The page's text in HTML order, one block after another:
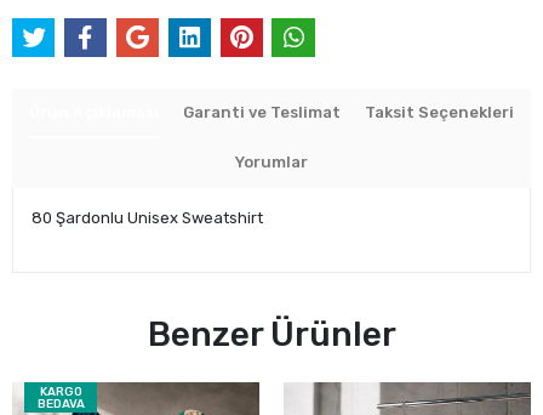
Garanti ve Teslimat Taksit Seçenekleri
Yorumlar
80 Şardonlu Unisex Sweatshirt
Benzer Ürünler
KARGO
BEDAVA